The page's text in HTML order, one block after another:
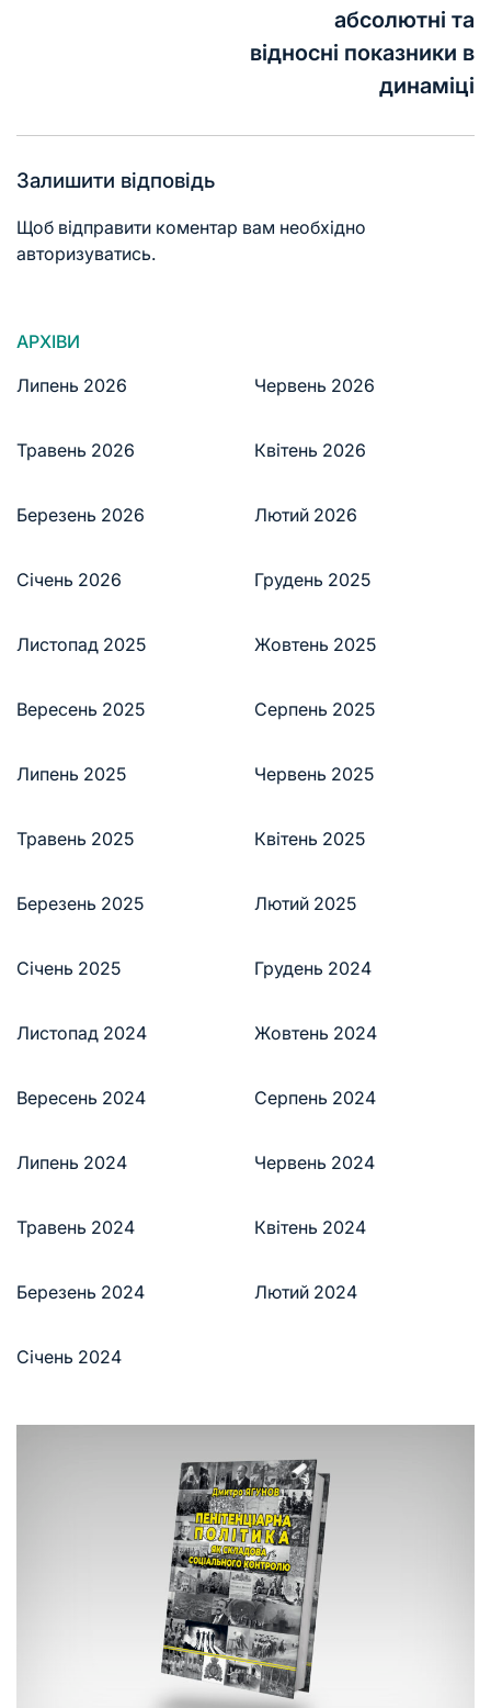
абсолютні та
відносні показники в
динаміці
Залишити відповідь
Щоб відправити коментар вам необхідно
авторизуватись.
АРХІВИ
Липень 2026
Червень 2026
Травень 2026 Квітень 2026
Березень 2026 Лютий 2026
Січень 2026 Грудень 2025
Листопад 2025 Жовтень 2025
Вересень 2025 Серпень 2025
Липень 2025 Червень 2025
Травень 2025 Квітень 2025
Березень 2025 Лютий 2025
Січень 2025 Грудень 2024
Листопад 2024 Жовтень 2024
Вересень 2024 Серпень 2024
Липень 2024 Червень 2024
Травень 2024 Квітень 2024
Березень 2024 Лютий 2024
Січень 2024